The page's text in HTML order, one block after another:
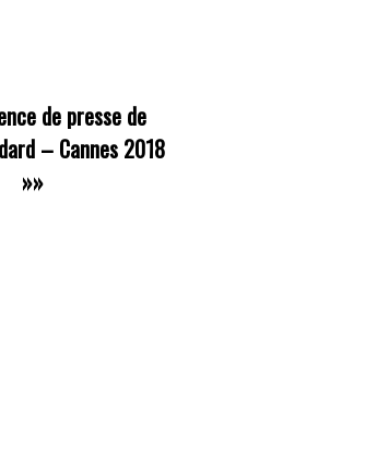
de presse de
– Cannes 2018
»»